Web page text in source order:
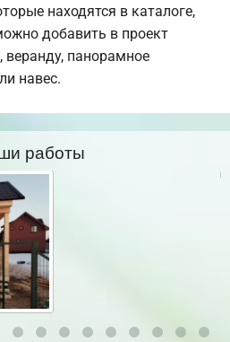
находятся в каталоге,
добавить в проект
веранду, панорамное
навес.
работы